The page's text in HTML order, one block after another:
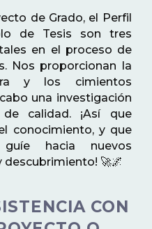
de Grado, el Perfil
de Tesis son tres
en el proceso de
Nos proporcionan la
y los cimientos
una investigación
calidad. ¡Así que
conocimiento, y que
hacia nuevos
🚀🌌
CON